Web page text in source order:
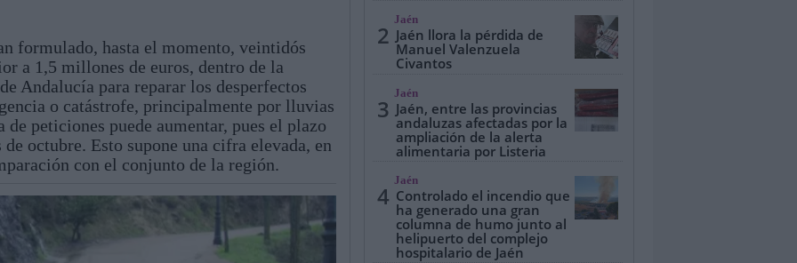
Jaén, Pueblo a Pueblo Especiales
formulado, hasta el momento, veintidós
a 1,5 millones de euros, dentro de la
Andalucía para reparar los desperfectos
o catástrofe, principalmente por lluvias
peticiones puede aumentar, pues el plazo
octubre. Esto supone una cifra elevada, en
con el conjunto de la región.
2
Jaén
Jaén llora la pérdida de
Manuel Valenzuela
Civantos
3
Jaén
Jaén, entre las provincias
andaluzas afectadas por la
ampliación de la alerta
alimentaria por Listeria
4
Jaén
Controlado el incendio que
ha generado una gran
columna de humo junto al
helipuerto del complejo
hospitalario de Jaén